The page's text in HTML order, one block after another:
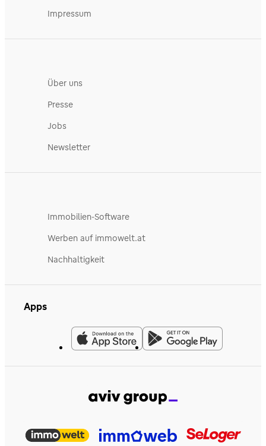
Impressum
Über uns
Presse
Jobs
Newsletter
Immobilien-Software
Werben auf immowelt.at
Nachhaltigkeit
Apps